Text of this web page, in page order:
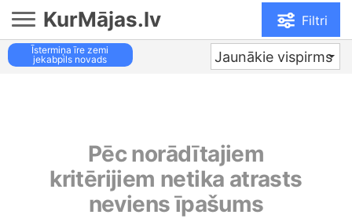
KurMājas.lv Filtri
Īstermiņa īre zemi
jekabpils novads
Jaunākie vispirms
Pēc norādītajiem
kritērijiem netika atrasts
neviens īpašums